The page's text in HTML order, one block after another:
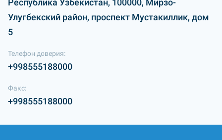
Республика Узбекистан, 100000, Мирзо-
Улугбекский район, проспект Мустакиллик, дом
5
Телефон доверия:
+998555188000
Факс:
+998555188000